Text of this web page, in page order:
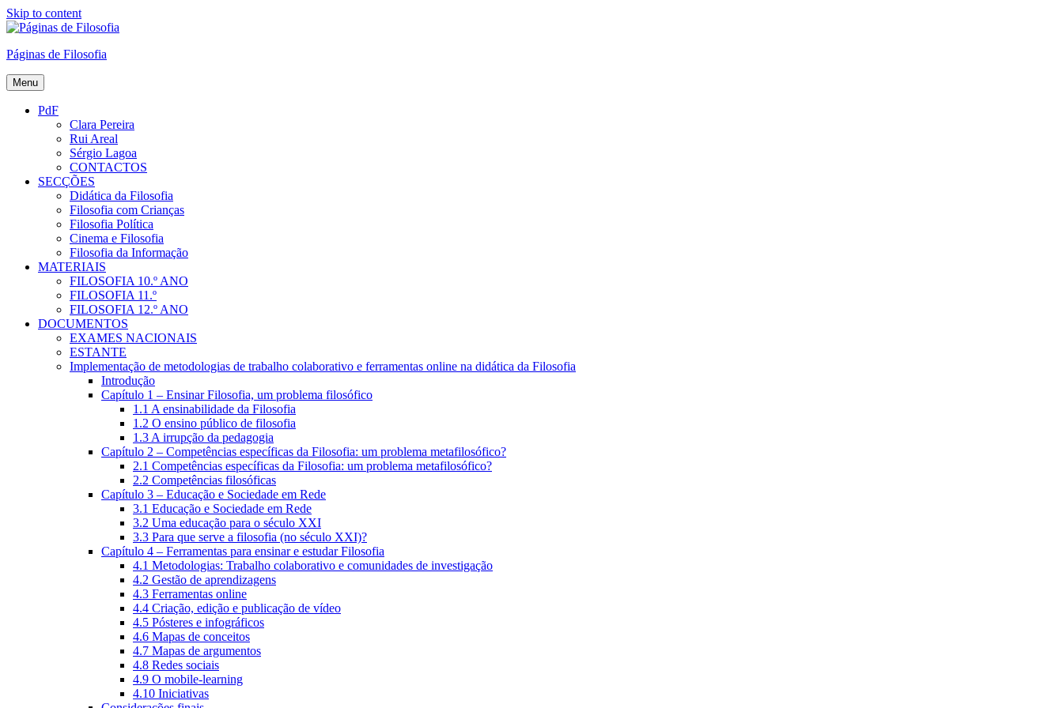
Skip to content
Páginas de Filosofia
Menu
PdF
Clara Pereira
Rui Areal
Sérgio Lagoa
CONTACTOS
SECÇÕES
Didática da Filosofia
Filosofia com Crianças
Filosofia Política
Cinema e Filosofia
Filosofia da Informação
MATERIAIS
FILOSOFIA 10.º ANO
FILOSOFIA 11.º
FILOSOFIA 12.º ANO
DOCUMENTOS
EXAMES NACIONAIS
ESTANTE
Implementação de metodologias de trabalho colaborativo e ferramentas online na didática da Filosofia
Introdução
Capítulo 1 – Ensinar Filosofia, um problema filosófico
1.1 A ensinabilidade da Filosofia
1.2 O ensino público de filosofia
1.3 A irrupção da pedagogia
Capítulo 2 – Competências específicas da Filosofia: um problema metafilosófico?
2.1 Competências específicas da Filosofia: um problema metafilosófico?
2.2 Competências filosóficas
Capítulo 3 – Educação e Sociedade em Rede
3.1 Educação e Sociedade em Rede
3.2 Uma educação para o século XXI
3.3 Para que serve a filosofia (no século XXI)?
Capítulo 4 – Ferramentas para ensinar e estudar Filosofia
4.1 Metodologias: Trabalho colaborativo e comunidades de investigação
4.2 Gestão de aprendizagens
4.3 Ferramentas online
4.4 Criação, edição e publicação de vídeo
4.5 Pósteres e infográficos
4.6 Mapas de conceitos
4.7 Mapas de argumentos
4.8 Redes sociais
4.9 O mobile-learning
4.10 Iniciativas